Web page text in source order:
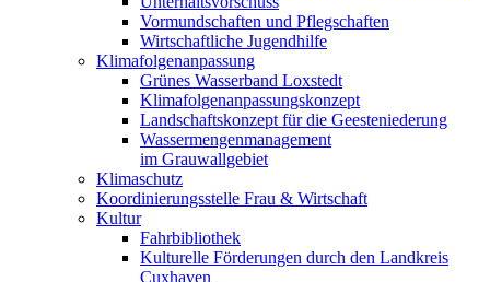
Vormundschaften und Pflegschaften
Wirtschaftliche Jugendhilfe
Klimafolgenanpassung
Grünes Wasserband Loxstedt
Klimafolgenanpassungskonzept
Landschaftskonzept für die Geesteniederung
Wassermengenmanagement
im Grauwallgebiet
Klimaschutz
Koordinierungsstelle Frau & Wirtschaft
Kultur
Fahrbibliothek
Kulturelle Förderungen durch den Landkreis
Cuxhaven